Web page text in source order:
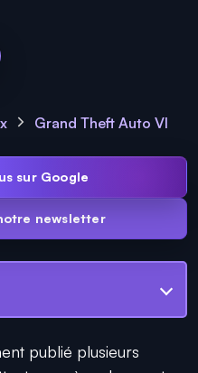
Grand Theft Auto VI
sur Google
newsletter
publié plusieurs